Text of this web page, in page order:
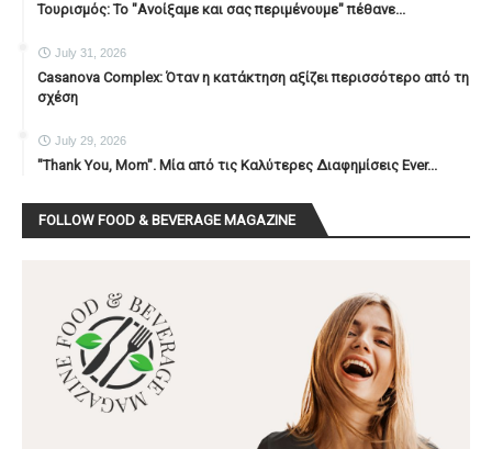
Τουρισμός: Το "Ανοίξαμε και σας περιμένουμε" πέθανε...
July 31, 2026
Casanova Complex: Όταν η κατάκτηση αξίζει περισσότερο από τη
σχέση
July 29, 2026
"Thank You, Mοm". Μία από τις Καλύτερες Διαφημίσεις Ever...
FOLLOW FOOD & BEVERAGE MAGAZINE